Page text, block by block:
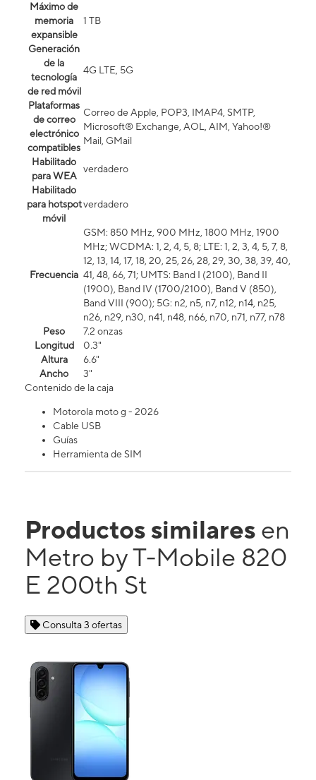
Máximo de
memoria
expansible
1 TB
Generación
de la
tecnología
de red móvil
4G LTE, 5G
Plataformas
de correo
electrónico
compatibles
Correo de Apple, POP3, IMAP4, SMTP,
Microsoft® Exchange, AOL, AIM, Yahoo!®
Mail, GMail
Habilitado
para WEA
verdadero
Habilitado
para hotspot
móvil
verdadero
Frecuencia
GSM: 850 MHz, 900 MHz, 1800 MHz, 1900
MHz; WCDMA: 1, 2, 4, 5, 8; LTE: 1, 2, 3, 4, 5, 7, 8,
12, 13, 14, 17, 18, 20, 25, 26, 28, 29, 30, 38, 39, 40,
41, 48, 66, 71; UMTS: Band I (2100), Band II
(1900), Band IV (1700/2100), Band V (850),
Band VIII (900); 5G: n2, n5, n7, n12, n14, n25,
n26, n29, n30, n41, n48, n66, n70, n71, n77, n78
Peso
7.2 onzas
Longitud
0.3"
Altura
6.6"
Ancho
3"
Contenido de la caja
Motorola moto g - 2026
Cable USB
Guías
Herramienta de SIM
Productos similares en
Metro by T-Mobile 820
E 200th St
Consulta 3 ofertas